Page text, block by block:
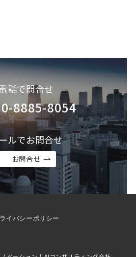
話で問合せ
8885-8054
ルでお問合せ
お問合せ
イバシーポリシー